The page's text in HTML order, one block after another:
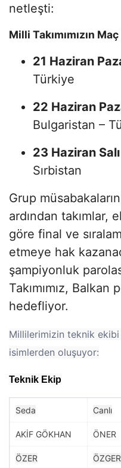
netleşti:
Milli Takımımızın
21 Haziran
Türkiye
22 Haziran
Bulgaristan –
23 Haziran
Sırbistan
Grup
ardından takımlar,
göre final ve
etmeye hak
şampiyonluk
Takımımız,
hedefliyor.
Millilerimizin teknik
isimlerden oluşuyor:
Teknik Ekip
Seda Canlı
AKİF GÖKHAN ÖNER
ÖZER ÖZGER